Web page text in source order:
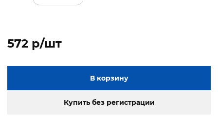
572 p/шт
В корзину
Купить без регистрации